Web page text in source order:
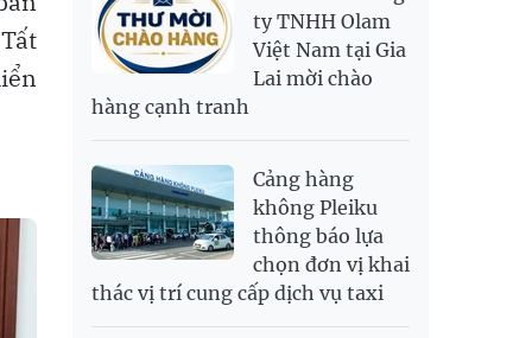
RUB
304.3
336.84
SAR
6,945.42
7,244.36
2,702.79
2,817.41
SGD
USD
26,000 26,030 26,410
ty TNHH Olam
Việt Nam tại Gia
Lai mời chào
hàng cạnh tranh
Cảng hàng
không Pleiku
thông báo lựa
chọn đơn vị khai
thác vị trí cung cấp dịch vụ taxi